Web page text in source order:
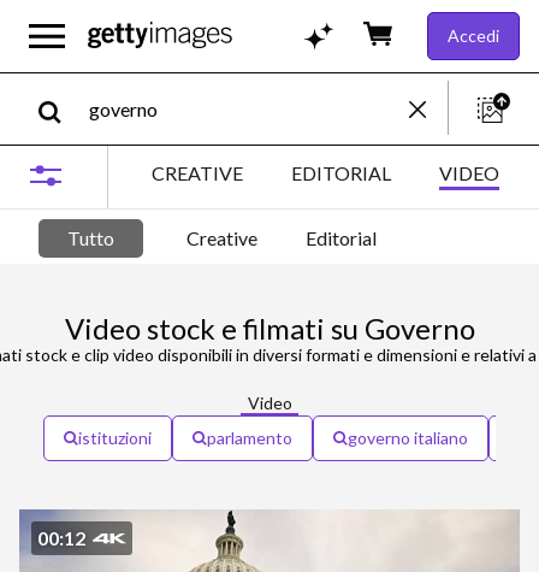
Accedi
CREATIVE EDITORIAL VIDEO
Tutto Creative Editorial
Video stock e filmati su Governo
stock e clip video disponibili in diversi formati e dimensioni e relativi a
Video
istituzioni
parlamento governo italiano
00:12